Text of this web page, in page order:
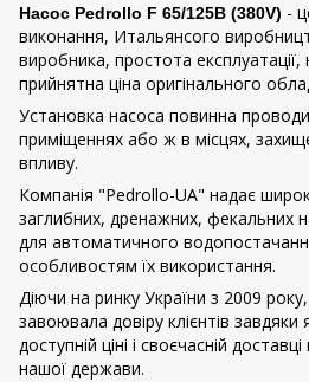
Насос Pedrollo F 65/125B (380V) -
виконання, Итальянсого
виробника, простота експлуатації,
прийнятна ціна оригінального
Установка насоса повинна
приміщеннях або ж в місцях,
впливу.
Компанія "Pedrollo-UA" надає
заглибних, дренажних, фекальних
для автоматичного
особливостям їх використання.
Діючи на ринку України з 2009
завоювала довіру клієнтів завдяки
доступній ціні і своєчасній
нашої держави.